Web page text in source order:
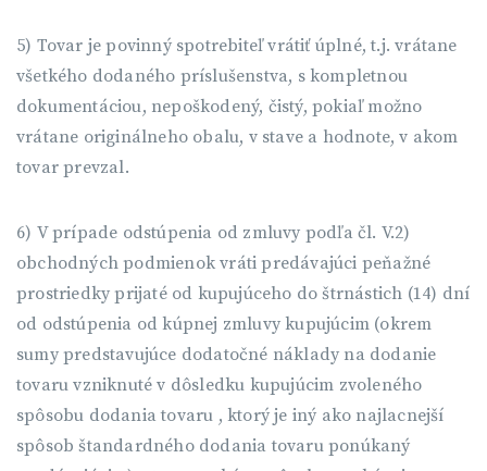
5) Tovar je povinný spotrebiteľ vrátiť úplné, t.j. vrátane
všetkého dodaného príslušenstva, s kompletnou
dokumentáciou, nepoškodený, čistý, pokiaľ možno
vrátane originálneho obalu, v stave a hodnote, v akom
tovar prevzal.
6) V prípade odstúpenia od zmluvy podľa čl. V.2)
obchodných podmienok vráti predávajúci peňažné
prostriedky prijaté od kupujúceho do štrnástich (14) dní
od odstúpenia od kúpnej zmluvy kupujúcim (okrem
sumy predstavujúce dodatočné náklady na dodanie
tovaru vzniknuté v dôsledku kupujúcim zvoleného
spôsobu dodania tovaru , ktorý je iný ako najlacnejší
spôsob štandardného dodania tovaru ponúkaný